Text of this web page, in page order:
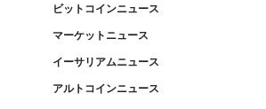
ビットコインニュース
マーケットニュース
イーサリアムニュース
アルトコインニュース